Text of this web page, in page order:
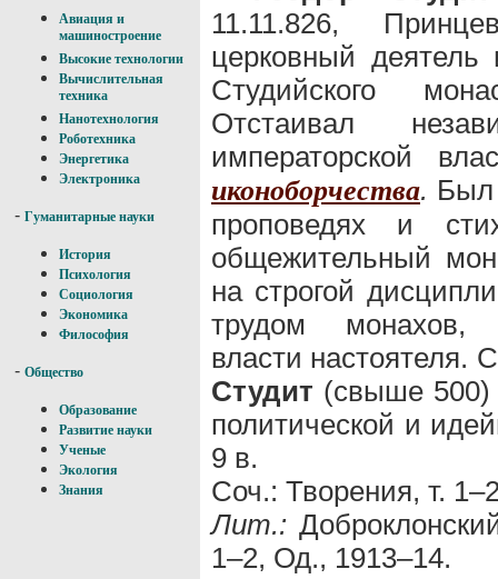
Авиация и
машиностроение
Высокие технологии
Вычислительная
техника
Нанотехнология
Роботехника
Энергетика
Электроника
- Гуманитарные науки
История
Психология
Социология
Экономика
Философия
- Общество
Образование
Развитие науки
Ученые
Экология
Знания
11.11.826,
церковный
Студийского
Отстаивал
императорской
иконоборчества. Был
проповедях и
общежительный
на строгой
трудом монахов,
власти настоятеля.
Студит (свыше 500)
политической и
9 в.
Соч.: Творения, т.
Лит.:
1–2, Од., 1913–14.